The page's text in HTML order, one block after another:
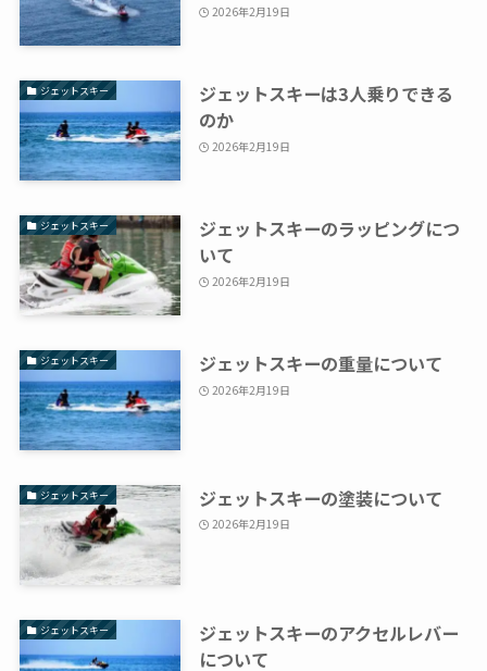
2026年2月19日
ジェットスキー
ジェットスキーは3人乗りできる
のか
2026年2月19日
ジェットスキー
ジェットスキーのラッピングにつ
いて
2026年2月19日
ジェットスキー ジェットスキーの重量について
2026年2月19日
ジェットスキー ジェットスキーの塗装について
2026年2月19日
ジェットスキー
ジェットスキーのアクセルレバー
について